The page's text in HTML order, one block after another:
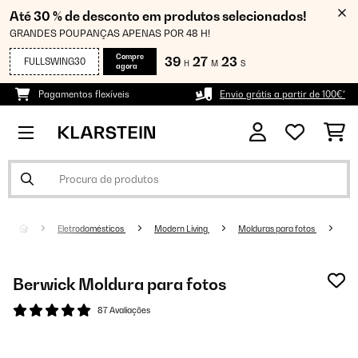
Até 30 % de desconto em produtos selecionados!
GRANDES POUPANÇAS APENAS POR 48 H!
FULLSWING30
Compre
agora
39 H 27 M 23 S
Pagamentos flexíveis Envio grátis a partir de 100€*
Eletrodomésticos Modern Living Molduras para fotos
Berwick Moldura para fotos
87 Avaliações